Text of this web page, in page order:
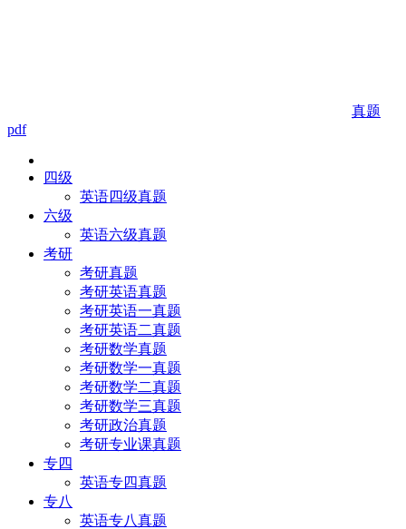
真题
pdf
四级
英语四级真题
六级
英语六级真题
考研
考研真题
考研英语真题
考研英语一真题
考研英语二真题
考研数学真题
考研数学一真题
考研数学二真题
考研数学三真题
考研政治真题
考研专业课真题
专四
英语专四真题
专八
英语专八真题